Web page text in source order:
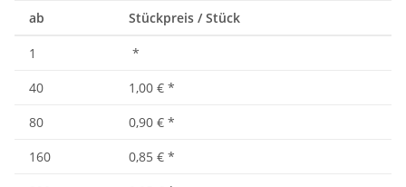
ab Stückpreis / Stück
1
*
40
1,00 € *
80
0,90 € *
160
0,85 € *